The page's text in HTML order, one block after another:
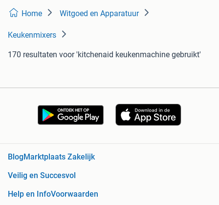
Home Witgoed en Apparatuur
Keukenmixers
170 resultaten voor 'kitchenaid keukenmachine gebruikt'
Blog Marktplaats Zakelijk
Veilig en Succesvol
Help en InfoVoorwaarden